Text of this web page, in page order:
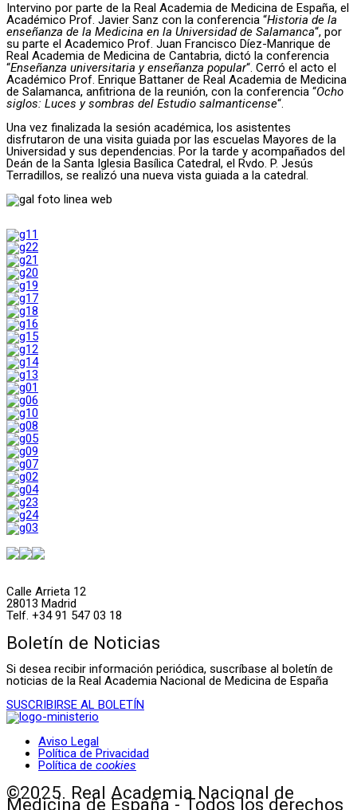
Intervino por parte de la Real Academia de Medicina de España, el
Académico Prof. Javier Sanz con la conferencia “Historia de la
enseñanza de la Medicina en la Universidad de Salamanca“, por
su parte el Academico Prof. Juan Francisco Díez-Manrique de
Real Academia de Medicina de Cantabria, dictó la conferencia
“Enseñanza universitaria y enseñanza popular“. Cerró el acto el
Académico Prof. Enrique Battaner de Real Academia de Medicina
de Salamanca, anfitriona de la reunión, con la conferencia “Ocho
siglos: Luces y sombras del Estudio salmanticense“.
Una vez finalizada la sesión académica, los asistentes
disfrutaron de una visita guiada por las escuelas Mayores de la
Universidad y sus dependencias. Por la tarde y acompañados del
Deán de la Santa Iglesia Basílica Catedral, el Rvdo. P. Jesús
Terradillos, se realizó una nueva vista guiada a la catedral.
Calle Arrieta 12
28013 Madrid
Telf. +34 91 547 03 18
Boletín de Noticias
Si desea recibir información periódica, suscríbase al boletín de
noticias de la Real Academia Nacional de Medicina de España
SUSCRIBIRSE AL BOLETÍN
Aviso Legal
Política de Privacidad
Política de cookies
©2025. Real Academia Nacional de
Medicina de España - Todos los derechos